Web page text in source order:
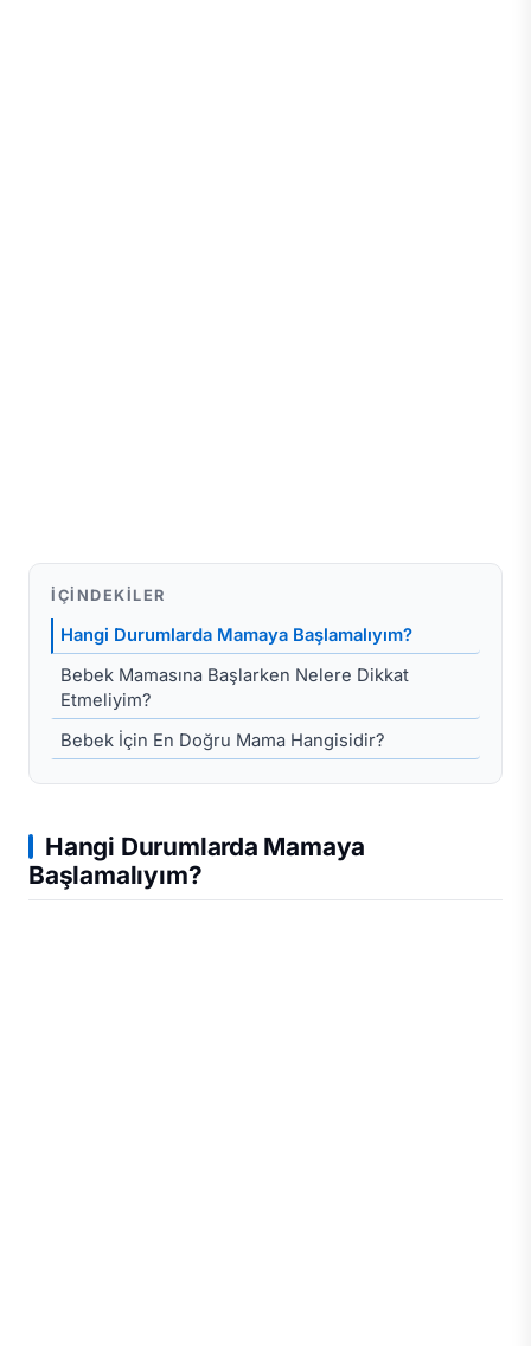
İÇINDEKILER
Hangi Durumlarda Mamaya Başlamalıyım?
Bebek Mamasına Başlarken Nelere Dikkat
Etmeliyim?
Bebek İçin En Doğru Mama Hangisidir?
Hangi Durumlarda Mamaya
Başlamalıyım?